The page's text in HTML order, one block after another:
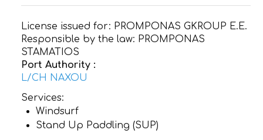
License issued for: PROMPONAS GKROUP E.E.
Responsible by the law: PROMPONAS
STAMATIOS
Port Authority :
L/CH NAXOU
Services:
Windsurf
Stand Up Paddling (SUP)